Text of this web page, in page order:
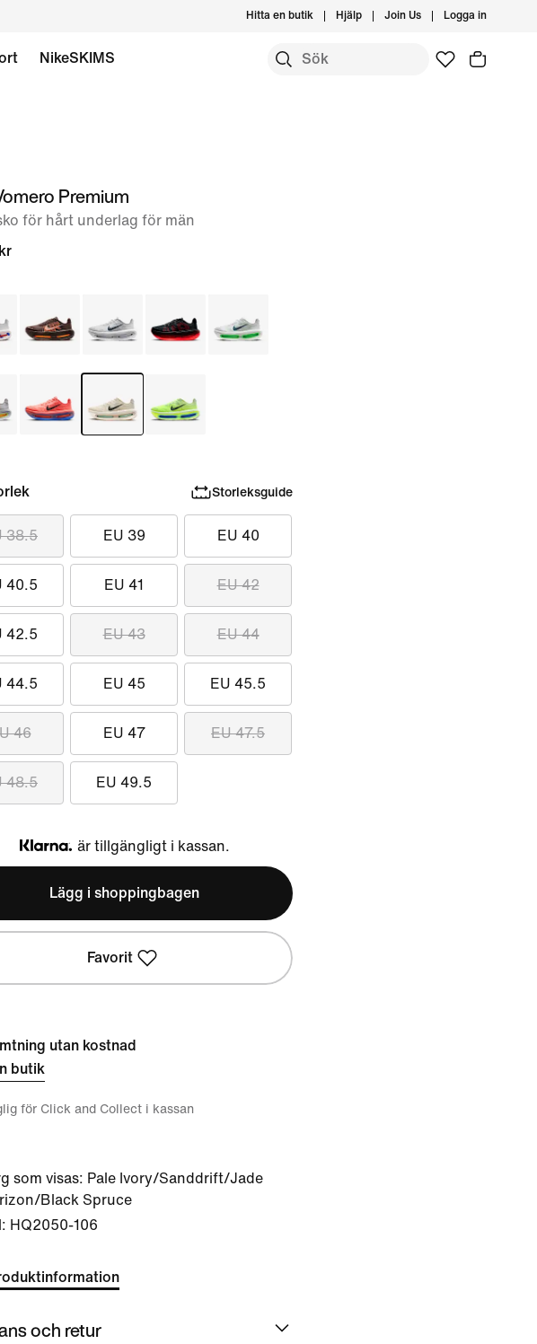
Hitta en butik Hjälp Join Us Logga in
NikeSKIMS
Premium
för hårt underlag för män
Storleksguide
38.5 EU 39 EU 40
40.5 EU 41 EU 42
42.5 EU 43 EU 44
44.5 EU 45 EU 45.5
46 EU 47 EU 47.5
48.5 EU 49.5
Klarna
är tillgängligt i kassan.
Lägg i shoppingbagen
Favorit
utan kostnad
butik
för Click and Collect i kassan
som visas: Pale Ivory/Sanddrift/Jade
Black Spruce
HQ2050-106
och retur